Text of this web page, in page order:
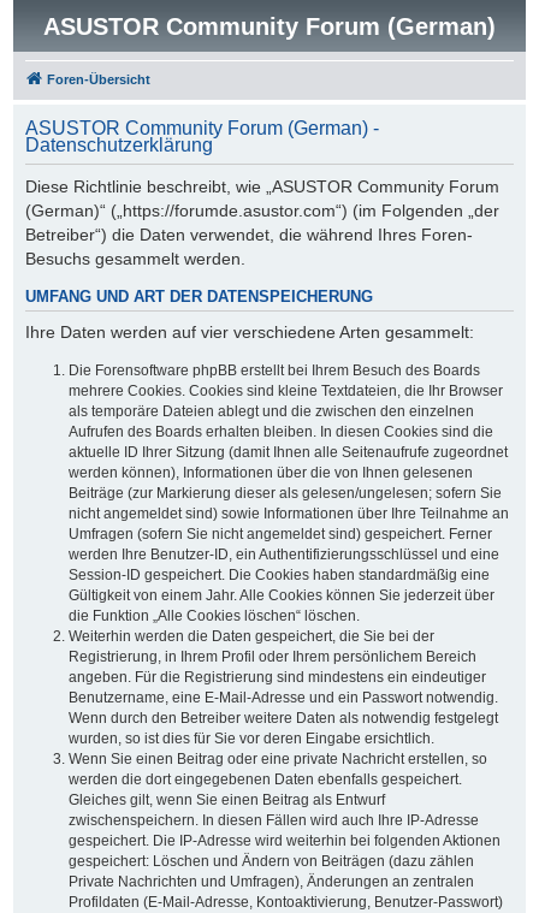
ASUSTOR Community Forum (German)
Foren-Übersicht
ASUSTOR Community Forum (German) -
Datenschutzerklärung
Diese Richtlinie beschreibt, wie „ASUSTOR Community Forum
(German)“ („https://forumde.asustor.com“) (im Folgenden „der
Betreiber“) die Daten verwendet, die während Ihres Foren-
Besuchs gesammelt werden.
UMFANG UND ART DER DATENSPEICHERUNG
Ihre Daten werden auf vier verschiedene Arten gesammelt:
Die Forensoftware phpBB erstellt bei Ihrem Besuch des Boards
mehrere Cookies. Cookies sind kleine Textdateien, die Ihr Browser
als temporäre Dateien ablegt und die zwischen den einzelnen
Aufrufen des Boards erhalten bleiben. In diesen Cookies sind die
aktuelle ID Ihrer Sitzung (damit Ihnen alle Seitenaufrufe zugeordnet
werden können), Informationen über die von Ihnen gelesenen
Beiträge (zur Markierung dieser als gelesen/ungelesen; sofern Sie
nicht angemeldet sind) sowie Informationen über Ihre Teilnahme an
Umfragen (sofern Sie nicht angemeldet sind) gespeichert. Ferner
werden Ihre Benutzer-ID, ein Authentifizierungsschlüssel und eine
Session-ID gespeichert. Die Cookies haben standardmäßig eine
Gültigkeit von einem Jahr. Alle Cookies können Sie jederzeit über
die Funktion „Alle Cookies löschen“ löschen.
Weiterhin werden die Daten gespeichert, die Sie bei der
Registrierung, in Ihrem Profil oder Ihrem persönlichem Bereich
angeben. Für die Registrierung sind mindestens ein eindeutiger
Benutzername, eine E-Mail-Adresse und ein Passwort notwendig.
Wenn durch den Betreiber weitere Daten als notwendig festgelegt
wurden, so ist dies für Sie vor deren Eingabe ersichtlich.
Wenn Sie einen Beitrag oder eine private Nachricht erstellen, so
werden die dort eingegebenen Daten ebenfalls gespeichert.
Gleiches gilt, wenn Sie einen Beitrag als Entwurf
zwischenspeichern. In diesen Fällen wird auch Ihre IP-Adresse
gespeichert. Die IP-Adresse wird weiterhin bei folgenden Aktionen
gespeichert: Löschen und Ändern von Beiträgen (dazu zählen
Private Nachrichten und Umfragen), Änderungen an zentralen
Profildaten (E-Mail-Adresse, Kontoaktivierung, Benutzer-Passwort)